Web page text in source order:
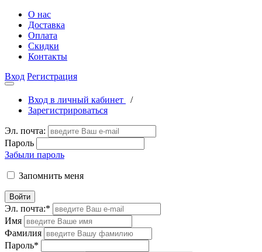
О нас
Доставка
Оплата
Скидки
Контакты
Вход Регистрация
Вход в личный кабинет
/
Зарегистрироваться
Эл. почта:
Пароль
Забыли пароль
Запомнить меня
Войти
Эл. почта:*
Имя
Фамилия
Пароль*